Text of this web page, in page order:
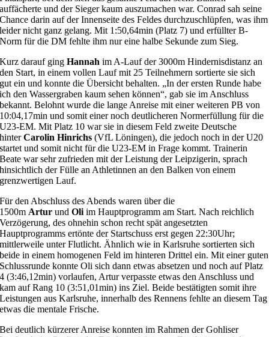
auffächerte und der Sieger kaum auszumachen war. Conrad sah seine
Chance darin auf der Innenseite des Feldes durchzuschlüpfen, was ihm
leider nicht ganz gelang. Mit 1:50,64min (Platz 7) und erfüllter B-
Norm für die DM fehlte ihm nur eine halbe Sekunde zum Sieg.
Kurz darauf gingHannah im A-Lauf der 3000m Hindernisdistanz an
den Start, in einem vollen Lauf mit 25 Teilnehmern sortierte sie sich
gut ein und konnte die Übersicht behalten. „In der ersten Runde habe
ich den Wassergraben kaum sehen können“, gab sie im Anschluss
bekannt. Belohnt wurde die lange Anreise mit einer weiteren PB von
10:04,17min und somit einer noch deutlicheren Normerfüllung für die
U23-EM. Mit Platz 10 war sie in diesem Feld zweite Deutsche
hinterCarolin Hinrichs (VfL Löningen), die jedoch noch in der U20
startet und somit nicht für die U23-EM in Frage kommt. Trainerin
Beate war sehr zufrieden mit der Leistung der Leipzigerin, sprach
hinsichtlich der Fülle an Athletinnen an den Balken von einem
grenzwertigen Lauf.
Für den Abschluss des Abends waren über die
1500m Artur undOli im Hauptprogramm am Start. Nach reichlich
Verzögerung, des ohnehin schon recht spät angesetzten
Hauptprogramms ertönte der Startschuss erst gegen 22:30Uhr;
mittlerweile unter Flutlicht. Ähnlich wie in Karlsruhe sortierten sich
beide in einem homogenen Feld im hinteren Drittel ein. Mit einer guten
Schlussrunde konnte Oli sich dann etwas absetzen und noch auf Platz
4 (3:46,12min) vorlaufen, Artur verpasste etwas den Anschluss und
kam auf Rang 10 (3:51,01min) ins Ziel. Beide bestätigten somit ihre
Leistungen aus Karlsruhe, innerhalb des Rennens fehlte an diesem Tag
etwas die mentale Frische.
Bei deutlich kürzerer Anreise konnten im Rahmen der Gohliser